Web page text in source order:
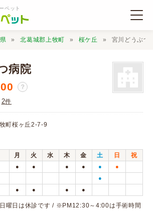
ペット
北葛城郡上牧町 桜ケ丘 宮川どうぶつ
病院
？
2件
町桜ヶ丘2-7-9
月 火 水 木 金 土 日
祝
● ● ● ● ● ●
●
● ● ● ●
曜日は休診です / ※PM12:30～4:00は手術時間